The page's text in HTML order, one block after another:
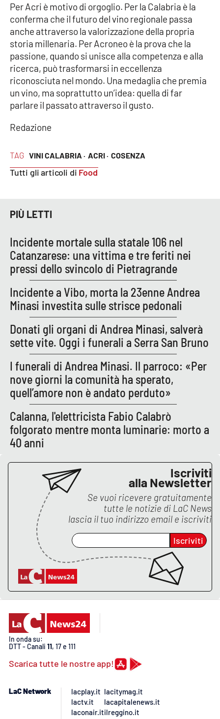
LAC
NETWORK
Lacplay.it
Lactv.it
Laconair.it
Lacapitalenews.it
Cosenzachannel.it
Ilvibonese.it
Catanzarochannel.it
APP
Android
Apple
TAG VINI CALABRIA · ACRI · COSENZA
Tutti gli articoli di Food
Per Acri è motivo di orgoglio. Per la Calabria è la
conferma che il futuro del vino regionale passa
anche attraverso la valorizzazione della propria
storia millenaria. Per Acroneo è la prova che la
passione, quando si unisce alla competenza e alla
ricerca, può trasformarsi in eccellenza
riconosciuta nel mondo. Una medaglia che premia
un vino, ma soprattutto un’idea: quella di far
parlare il passato attraverso il gusto.
Redazione
PIÙ LETTI
Incidente mortale sulla statale 106 nel
Catanzarese: una vittima e tre feriti nei
pressi dello svincolo di Pietragrande
Incidente a Vibo, morta la 23enne Andrea
Minasi investita sulle strisce pedonali
Donati gli organi di Andrea Minasi, salverà
sette vite. Oggi i funerali a Serra San Bruno
I funerali di Andrea Minasi. Il parroco: «Per
nove giorni la comunità ha sperato,
quell’amore non è andato perduto»
Calanna, l'elettricista Fabio Calabrò
folgorato mentre monta luminarie: morto a
40 anni
Iscriviti
alla Newsletter
Se vuoi ricevere gratuitamente
tutte le notizie di LaC News
lascia il tuo indirizzo email e iscriviti
Iscriviti
In onda su:
DTT - Canali 11, 17 e 111
Scarica tutte le nostre app!
LaC Network
lacplay.it
lactv.it
laconair.it
lacitymag.it
lacapitalenews.it
ilreggino.it